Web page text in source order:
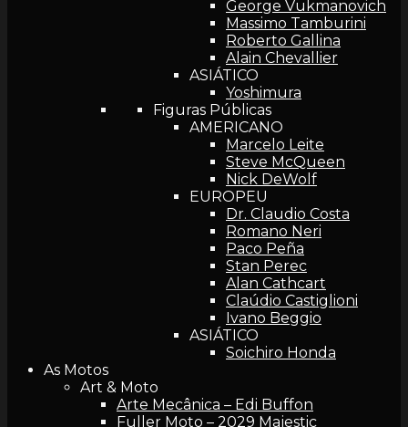
George Vukmanovich
Massimo Tamburini
Roberto Gallina
Alain Chevallier
ASIÁTICO
Yoshimura
Figuras Públicas
AMERICANO
Marcelo Leite
Steve McQueen
Nick DeWolf
EUROPEU
Dr. Claudio Costa
Romano Neri
Paco Peña
Stan Perec
Alan Cathcart
Claúdio Castiglioni
Ivano Beggio
ASIÁTICO
Soichiro Honda
As Motos
Art & Moto
Arte Mecânica – Edi Buffon
Fuller Moto – 2029 Majestic